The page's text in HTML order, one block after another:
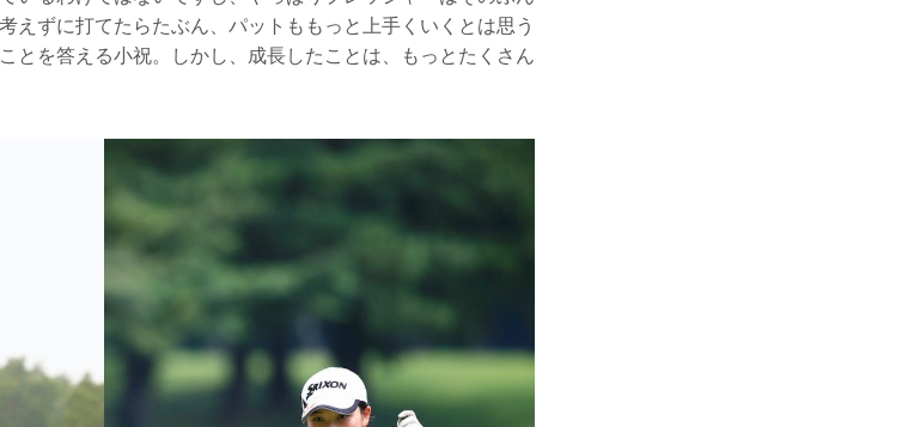
えずに打てたらたぶん、パットももっと上手くいくとは思う
とを答える小祝。しかし、成長したことは、もっとたくさん